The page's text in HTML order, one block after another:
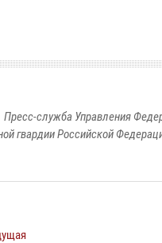
Пресс-служба Управления
гвардии Российской